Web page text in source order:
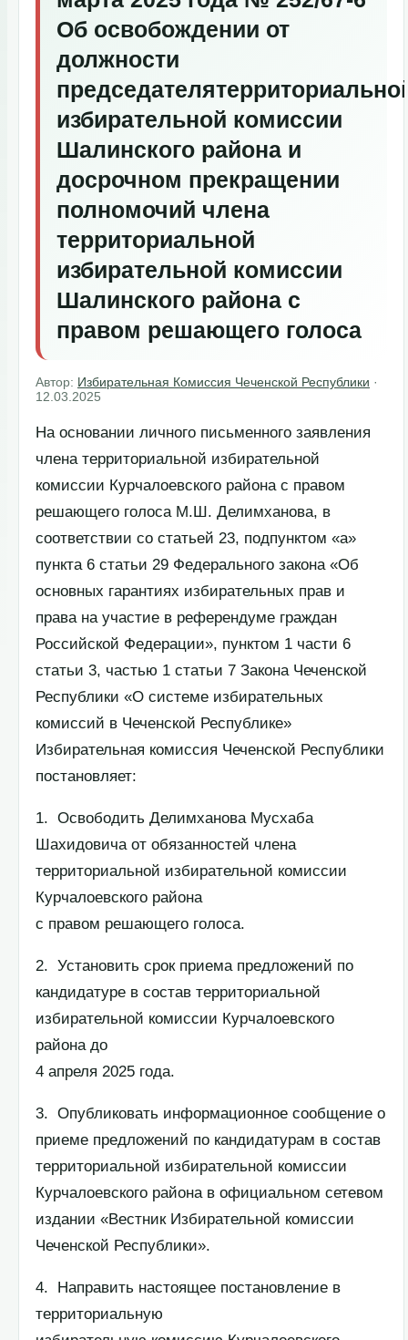
Об освобождении от
должности
избирательной комиссии
Шалинского района и
досрочном прекращении
полномочий члена
территориальной
избирательной комиссии
Шалинского района с
правом решающего голоса
Автор: Избирательная Комиссия Чеченской Республики ·
12.03.2025
На основании личного письменного заявления
члена территориальной избирательной
комиссии Курчалоевского района с правом
решающего голоса М.Ш. Делимханова, в
соответствии со статьей 23, подпунктом «а»
пункта 6 статьи 29 Федерального закона «Об
основных гарантиях избирательных прав и
права на участие в референдуме граждан
Российской Федерации», пунктом 1 части 6
статьи 3, частью 1 статьи 7 Закона Чеченской
Республики «О системе избирательных
комиссий в Чеченской Республике»
Избирательная комиссия Чеченской Республики
постановляет:
1. Освободить Делимханова Мусхаба
Шахидовича от обязанностей члена
территориальной избирательной комиссии
Курчалоевского района
с правом решающего голоса.
2. Установить срок приема предложений по
кандидатуре в состав территориальной
избирательной комиссии Курчалоевского
района до
4 апреля 2025 года.
3. Опубликовать информационное сообщение о
приеме предложений по кандидатурам в состав
территориальной избирательной комиссии
Курчалоевского района в официальном сетевом
издании «Вестник Избирательной комиссии
Чеченской Республики».
4. Направить настоящее постановление в
территориальную